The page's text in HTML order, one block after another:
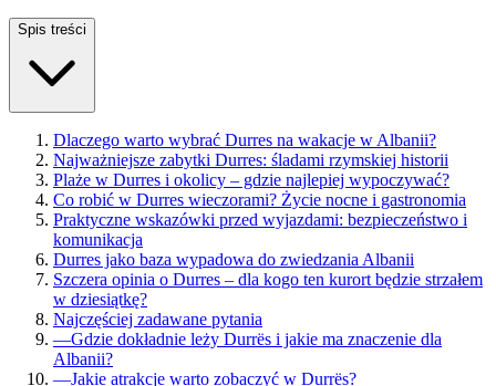
Spis treści
Dlaczego warto wybrać Durres na wakacje w Albanii?
Najważniejsze zabytki Durres: śladami rzymskiej historii
Plaże w Durres i okolicy – gdzie najlepiej wypoczywać?
Co robić w Durres wieczorami? Życie nocne i gastronomia
Praktyczne wskazówki przed wyjazdami: bezpieczeństwo i
komunikacja
Durres jako baza wypadowa do zwiedzania Albanii
Szczera opinia o Durres – dla kogo ten kurort będzie strzałem
w dziesiątkę?
Najczęściej zadawane pytania
—Gdzie dokładnie leży Durrës i jakie ma znaczenie dla
Albanii?
—Jakie atrakcje warto zobaczyć w Durrës?